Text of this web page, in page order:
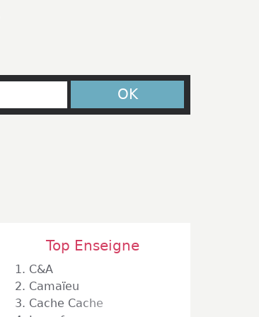
OK
Top Enseigne
1. C&A
2. Camaïeu
3. Cache Cache